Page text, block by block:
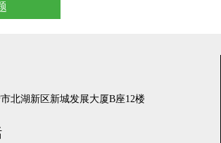
北湖新区新城发展大厦B座12楼